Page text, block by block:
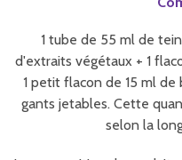
1 tube de 55 ml de
d'extraits végétaux + 1
1 petit flacon de 15 ml de
gants jetables. Cette
selon la